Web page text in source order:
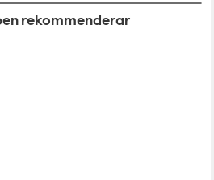
rekommenderar